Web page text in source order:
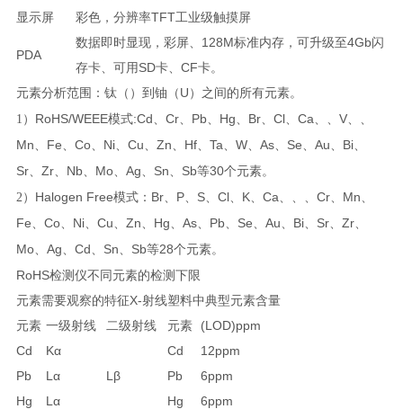
显示屏
彩色，分辨率TFT工业级触摸屏
PDA
数据即时显现，彩屏、128M标准内存，可升级至4Gb闪
存卡、可用SD卡、CF卡。
元素分析范围：钛（）到铀（ U ）之间的所有元素。
1） RoHS/WEEE模式:Cd Cr、 Pb、 Hg Br、 Cl、 Ca V、、
Mn Fe Co、 Ni、 Cu Zn Hf、 Ta W、 As、 Se Au Bi、
Sr、 Zr、 Nb、 Mo、 Ag Sn Sb等30个元素。
2） Halogen Free模式： Br、 P、 S、 Cl、 K、 Ca Cr、 Mn
Fe Co、 Ni、 Cu Zn Hg As、 Pb、 Se Au Bi、 Sr、 Zr、
Mo、 Ag Cd Sn Sb等28个元素。
RoHS检测仪不同元素的检测下限
元素需要观察的特征X-射线塑料中典型元素含量
元素 一级射线 二级射线 元素
(LOD)ppm
Cd
Kα Cd
12ppm
Pb
Lα Lβ Pb
6ppm
Hg
Lα Hg
6ppm